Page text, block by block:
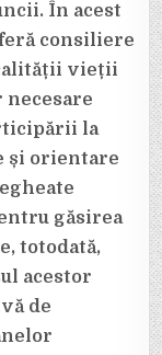
În acest
consiliere
vieții
la
și orientare
găsirea
totodată,
acestor
de